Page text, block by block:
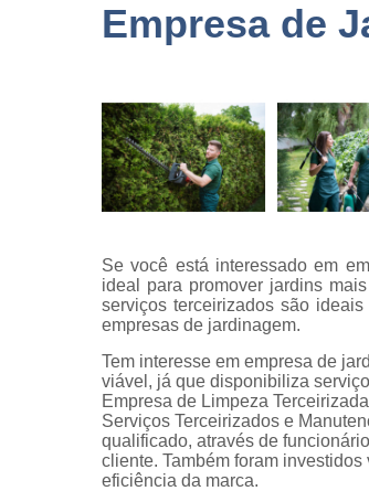
Empresa de
Se você está interessado em
ideal para promover jardins
serviços terceirizados são
empresas de jardinagem.
Tem interesse em empresa de
viável, já que disponibiliza
Empresa de Limpeza
Serviços Terceirizados e
qualificado, através de
cliente. Também foram
eficiência da marca.